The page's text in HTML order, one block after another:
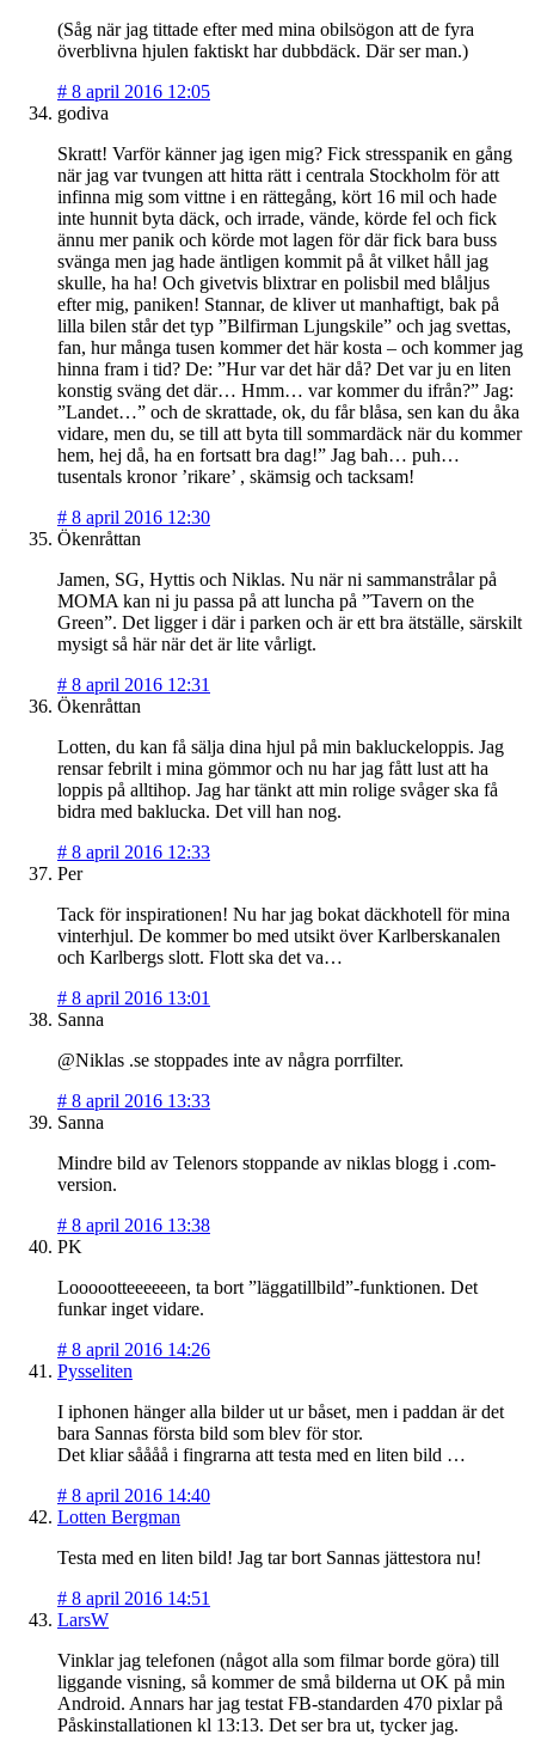
(Såg när jag tittade efter med mina obilsögon att de fyra
överblivna hjulen faktiskt har dubbdäck. Där ser man.)
# 8 april 2016 12:05
godiva
Skratt! Varför känner jag igen mig? Fick stresspanik en gång
när jag var tvungen att hitta rätt i centrala Stockholm för att
infinna mig som vittne i en rättegång, kört 16 mil och hade
inte hunnit byta däck, och irrade, vände, körde fel och fick
ännu mer panik och körde mot lagen för där fick bara buss
svänga men jag hade äntligen kommit på åt vilket håll jag
skulle, ha ha! Och givetvis blixtrar en polisbil med blåljus
efter mig, paniken! Stannar, de kliver ut manhaftigt, bak på
lilla bilen står det typ ”Bilfirman Ljungskile” och jag svettas,
fan, hur många tusen kommer det här kosta – och kommer jag
hinna fram i tid? De: ”Hur var det här då? Det var ju en liten
konstig sväng det där… Hmm… var kommer du ifrån?” Jag:
”Landet…” och de skrattade, ok, du får blåsa, sen kan du åka
vidare, men du, se till att byta till sommardäck när du kommer
hem, hej då, ha en fortsatt bra dag!” Jag bah… puh…
tusentals kronor ’rikare’ , skämsig och tacksam!
# 8 april 2016 12:30
Ökenråttan
Jamen, SG, Hyttis och Niklas. Nu när ni sammanstrålar på
MOMA kan ni ju passa på att luncha på ”Tavern on the
Green”. Det ligger i där i parken och är ett bra ätställe, särskilt
mysigt så här när det är lite vårligt.
# 8 april 2016 12:31
Ökenråttan
Lotten, du kan få sälja dina hjul på min bakluckeloppis. Jag
rensar febrilt i mina gömmor och nu har jag fått lust att ha
loppis på alltihop. Jag har tänkt att min rolige svåger ska få
bidra med baklucka. Det vill han nog.
# 8 april 2016 12:33
Per
Tack för inspirationen! Nu har jag bokat däckhotell för mina
vinterhjul. De kommer bo med utsikt över Karlberskanalen
och Karlbergs slott. Flott ska det va…
# 8 april 2016 13:01
Sanna
@Niklas .se stoppades inte av några porrfilter.
# 8 april 2016 13:33
Sanna
Mindre bild av Telenors stoppande av niklas blogg i .com-
version.
# 8 april 2016 13:38
PK
Loooootteeeeeen, ta bort ”läggatillbild”-funktionen. Det
funkar inget vidare.
# 8 april 2016 14:26
Pysseliten
I iphonen hänger alla bilder ut ur båset, men i paddan är det
bara Sannas första bild som blev för stor.
Det kliar såååå i fingrarna att testa med en liten bild …
# 8 april 2016 14:40
Lotten Bergman
Testa med en liten bild! Jag tar bort Sannas jättestora nu!
# 8 april 2016 14:51
LarsW
Vinklar jag telefonen (något alla som filmar borde göra) till
liggande visning, så kommer de små bilderna ut OK på min
Android. Annars har jag testat FB-standarden 470 pixlar på
Påskinstallationen kl 13:13. Det ser bra ut, tycker jag.